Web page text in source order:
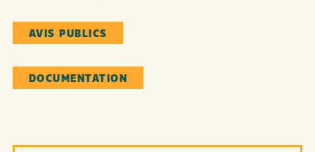
AVIS PUBLICS
DOCUMENTATION